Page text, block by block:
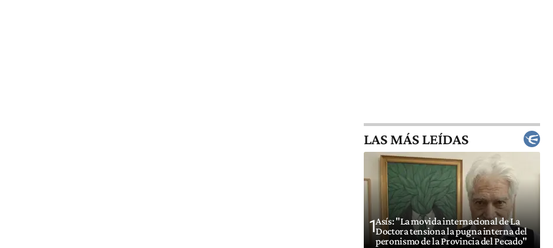
LAS MÁS LEÍDAS
1Asís: "La movida internacional de La
Doctora tensiona la pugna interna del
peronismo de la Provincia del Pecado"